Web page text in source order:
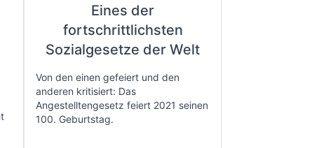
Eines der
fortschrittlichsten
Sozialgesetze der Welt
Von den einen gefeiert und den
anderen kritisiert: Das
Angestelltengesetz feiert 2021 seinen
100. Geburtstag.